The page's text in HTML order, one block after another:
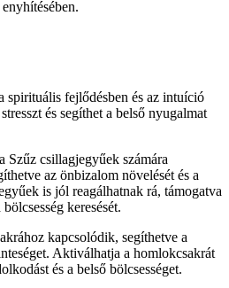
spirituális fejlődésben és az intuíció
és segíthet a belső nyugalmat
Szűz csillagjegyűek számára
az önbizalom növelését és a
is jól reagálhatnak rá, támogatva
keresését.
kapcsolódik, segíthetve a
Aktiválhatja a homlokcsakrát
és a belső bölcsességet.